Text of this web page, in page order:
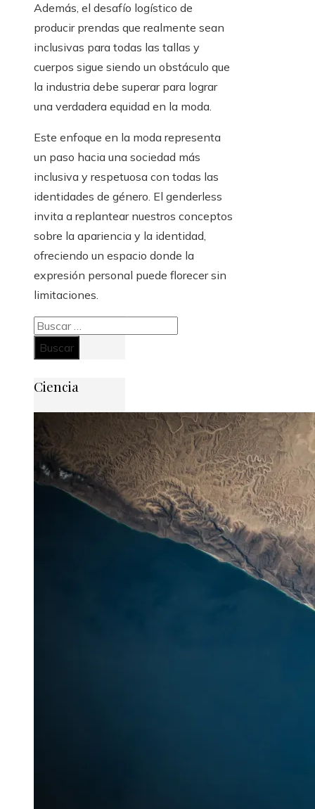
Además, el desafío logístico de
producir prendas que realmente sean
inclusivas para todas las tallas y
cuerpos sigue siendo un obstáculo que
la industria debe superar para lograr
una verdadera equidad en la moda.
Este enfoque en la moda representa
un paso hacia una sociedad más
inclusiva y respetuosa con todas las
identidades de género. El genderless
invita a replantear nuestros conceptos
sobre la apariencia y la identidad,
ofreciendo un espacio donde la
expresión personal puede florecer sin
limitaciones.
Buscar:
Ciencia